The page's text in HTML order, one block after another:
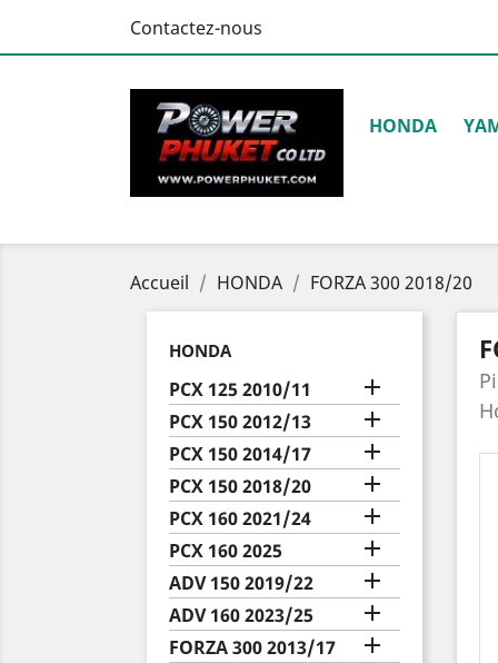
Contactez-nous
HONDA
Accueil HONDA FORZA 300 2018/20
HONDA
PCX 125 2010/11 
PCX 150 2012/13 
PCX 150 2014/17 
PCX 150 2018/20 
PCX 160 2021/24 
PCX 160 2025 
ADV 150 2019/22 
ADV 160 2023/25 
FORZA 300 2013/17 